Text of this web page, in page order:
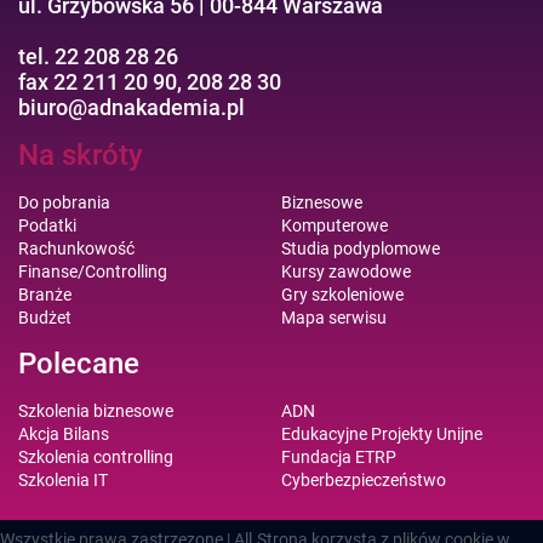
ul. Grzybowska 56 | 00-844 Warszawa
tel. 22 208 28 26
fax 22 211 20 90, 208 28 30
biuro@adnakademia.pl
Na skróty
Do pobrania
Podatki
Rachunkowość
Finanse/Controlling
Branże
Budżet
Biznesowe
Komputerowe
Studia podyplomowe
Kursy zawodowe
Gry szkoleniowe
Mapa serwisu
Polecane
Szkolenia biznesowe
Akcja Bilans
Szkolenia controlling
Szkolenia IT
ADN
Edukacyjne Projekty Unijne
Fundacja ETRP
Cyberbezpieczeństwo